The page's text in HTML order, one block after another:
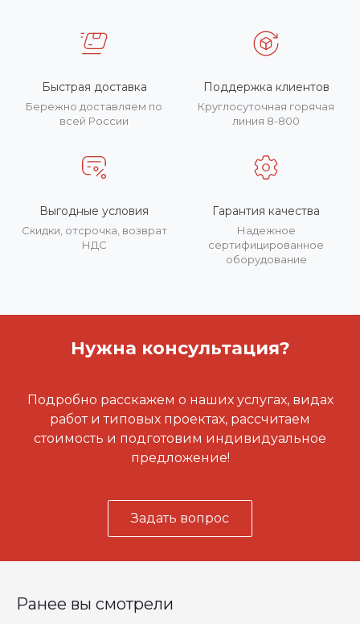
Быстрая доставка
Бережно доставляем по
всей России
Поддержка клиентов
Круглосуточная горячая
линия 8-800
Выгодные условия
Скидки, отсрочка, возврат
НДС
Гарантия качества
Надежное
сертифицированное
оборудование
Нужна консультация?
Подробно расскажем о наших услугах, видах
работ и типовых проектах, рассчитаем
стоимость и подготовим индивидуальное
предложение!
Задать вопрос
Ранее вы смотрели